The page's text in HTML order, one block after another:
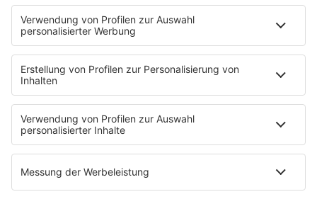
PODCAST
App
Alexa (externer Link zu Amazon)
CRR YouTube
SERVICE
Top Themen des Tages
Wetter